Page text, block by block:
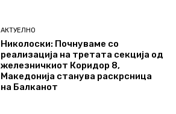
АКТУЕЛНО
Николоски: Почнуваме со
реализација на третата секција од
железничкиот Коридор 8,
Македонија станува раскрсница
на Балканот